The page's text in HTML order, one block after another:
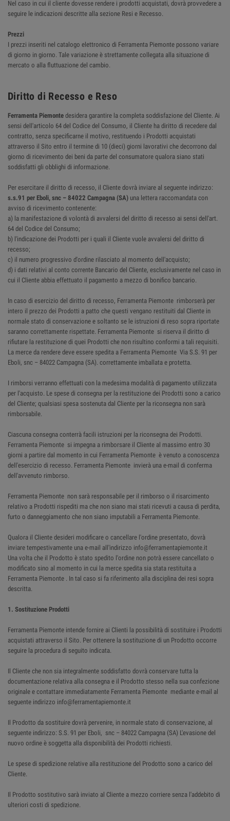
Nel caso in cui il cliente dovesse rendere i prodotti acquistati, dovrà provvedere a
seguire le indicazioni descritte alla sezione Resi e Recesso.
Prezzi
I prezzi inseriti nel catalogo elettronico di Ferramenta Piemonte possono variare
di giorno in giorno. Tale variazione è strettamente collegata alla situazione di
mercato o alla fluttuazione del cambio.
Diritto di Recesso e Reso
Ferramenta Piemonte desidera garantire la completa soddisfazione del Cliente. Ai
sensi dell'articolo 64 del Codice del Consumo, il Cliente ha diritto di recedere dal
contratto, senza specificarne il motivo, restituendo i Prodotti acquistati
attraverso il Sito entro il termine di 10 (dieci) giorni lavorativi che decorrono dal
giorno di ricevimento dei beni da parte del consumatore qualora siano stati
soddisfatti gli obblighi di informazione.
Per esercitare il diritto di recesso, il Cliente dovrà inviare al seguente indirizzo:
s.s.91 per Eboli, snc – 84022 Campagna (SA) una lettera raccomandata con
avviso di ricevimento contenente:
a) la manifestazione di volontà di avvalersi del diritto di recesso ai sensi dell'art.
64 del Codice del Consumo;
b) l'indicazione dei Prodotti per i quali il Cliente vuole avvalersi del diritto di
recesso;
c) il numero progressivo d'ordine rilasciato al momento dell'acquisto;
d) i dati relativi al conto corrente Bancario del Cliente, esclusivamente nel caso in
cui il Cliente abbia effettuato il pagamento a mezzo di bonifico bancario.
In caso di esercizio del diritto di recesso, Ferramenta Piemonte rimborserà per
intero il prezzo dei Prodotti a patto che questi vengano restituiti dal Cliente in
normale stato di conservazione e soltanto se le istruzioni di reso sopra riportate
saranno correttamente rispettate. Ferramenta Piemonte si riserva il diritto di
rifiutare la restituzione di quei Prodotti che non risultino conformi a tali requisiti.
La merce da rendere deve essere spedita a Ferramenta Piemonte Via S.S. 91 per
Eboli, snc – 84022 Campagna (SA). correttamente imballata e protetta.
I rimborsi verranno effettuati con la medesima modalità di pagamento utilizzata
per l'acquisto. Le spese di consegna per la restituzione dei Prodotti sono a carico
del Cliente; qualsiasi spesa sostenuta dal Cliente per la riconsegna non sarà
rimborsabile.
Ciascuna consegna conterrà facili istruzioni per la riconsegna dei Prodotti.
Ferramenta Piemonte si impegna a rimborsare il Cliente al massimo entro 30
giorni a partire dal momento in cui Ferramenta Piemonte è venuto a conoscenza
dell'esercizio di recesso. Ferramenta Piemonte invierà una e-mail di conferma
dell'avvenuto rimborso.
Ferramenta Piemonte non sarà responsabile per il rimborso o il risarcimento
relativo a Prodotti rispediti ma che non siano mai stati ricevuti a causa di perdita,
furto o danneggiamento che non siano imputabili a Ferramenta Piemonte.
Qualora il Cliente desideri modificare o cancellare l'ordine presentato, dovrà
inviare tempestivamente una e-mail all'indirizzo info@ferramentapiemonte.it
Una volta che il Prodotto è stato spedito l'ordine non potrà essere cancellato o
modificato sino al momento in cui la merce spedita sia stata restituita a
Ferramenta Piemonte . In tal caso si fa riferimento alla disciplina dei resi sopra
descritta.
1. Sostituzione Prodotti
Ferramenta Piemonte intende fornire ai Clienti la possibilità di sostituire i Prodotti
acquistati attraverso il Sito. Per ottenere la sostituzione di un Prodotto occorre
seguire la procedura di seguito indicata.
Il Cliente che non sia integralmente soddisfatto dovrà conservare tutta la
documentazione relativa alla consegna e il Prodotto stesso nella sua confezione
originale e contattare immediatamente Ferramenta Piemonte mediante e-mail al
seguente indirizzo info@ferramentapiemonte.it
Il Prodotto da sostituire dovrà pervenire, in normale stato di conservazione, al
seguente indirizzo: S.S. 91 per Eboli, snc – 84022 Campagna (SA) L'evasione del
nuovo ordine è soggetta alla disponibilità dei Prodotti richiesti.
Le spese di spedizione relative alla restituzione del Prodotto sono a carico del
Cliente.
Il Prodotto sostitutivo sarà inviato al Cliente a mezzo corriere senza l'addebito di
ulteriori costi di spedizione.